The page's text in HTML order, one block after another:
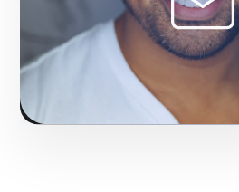
Solicitar servicio